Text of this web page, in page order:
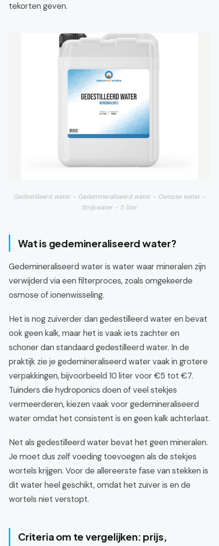
tekorten geven.
Gedestilleerd water - Gedemineraliseerd water - Osmose water -
Strijkwater - 5 liter
Wat is gedemineraliseerd water?
Gedemineraliseerd water is water waar mineralen zijn
verwijderd via een filterproces, zoals omgekeerde
osmose of ionenwisseling.
Het is nog zuiverder dan gedestilleerd water en bevat
ook geen kalk, maar het is vaak iets zachter en
schoner dan standaard gedestilleerd water. In de
praktijk zie je gedemineraliseerd water vaak in grotere
verpakkingen, bijvoorbeeld 10 liter voor €5 tot €7.
Tuinders die hydroponics doen of veel stekjes
vermeerderen, kiezen vaak voor gedemineraliseerd
water omdat het consistent is en geen kalk achterlaat.
Net als gedestilleerd water bevat het geen mineralen.
Je moet dus zelf voeding toevoegen als de stekjes
wortels krijgen. Voor de allereerste fase van stekken is
dit water heel geschikt, omdat het zuiver is en de
wortels niet verstopt.
Criteria om te vergelijken: prijs,